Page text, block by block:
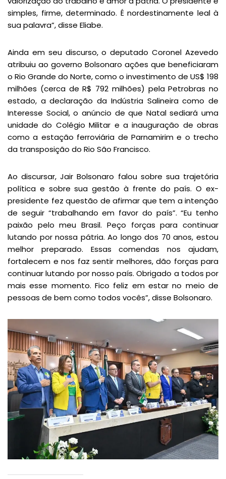
simples, firme, determinado. É nordestinamente leal à
sua palavra”, disse Eliabe.
Ainda em seu discurso, o deputado Coronel Azevedo
atribuiu ao governo Bolsonaro ações que beneficiaram
o Rio Grande do Norte, como o investimento de US$ 198
milhões (cerca de R$ 792 milhões) pela Petrobras no
estado, a declaração da Indústria Salineira como de
Interesse Social, o anúncio de que Natal sediará uma
unidade do Colégio Militar e a inauguração de obras
como a estação ferroviária de Parnamirim e o trecho
da transposição do Rio São Francisco.
Ao discursar, Jair Bolsonaro falou sobre sua trajetória
política e sobre sua gestão à frente do país. O ex-
presidente fez questão de afirmar que tem a intenção
de seguir “trabalhando em favor do país”. “Eu tenho
paixão pelo meu Brasil. Peço forças para continuar
lutando por nossa pátria. Ao longo dos 70 anos, estou
melhor preparado. Essas comendas nos ajudam,
fortalecem e nos faz sentir melhores, dão forças para
continuar lutando por nosso país. Obrigado a todos por
mais esse momento. Fico feliz em estar no meio de
pessoas de bem como todos vocês”, disse Bolsonaro.